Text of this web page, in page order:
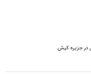
در جزیره کیش